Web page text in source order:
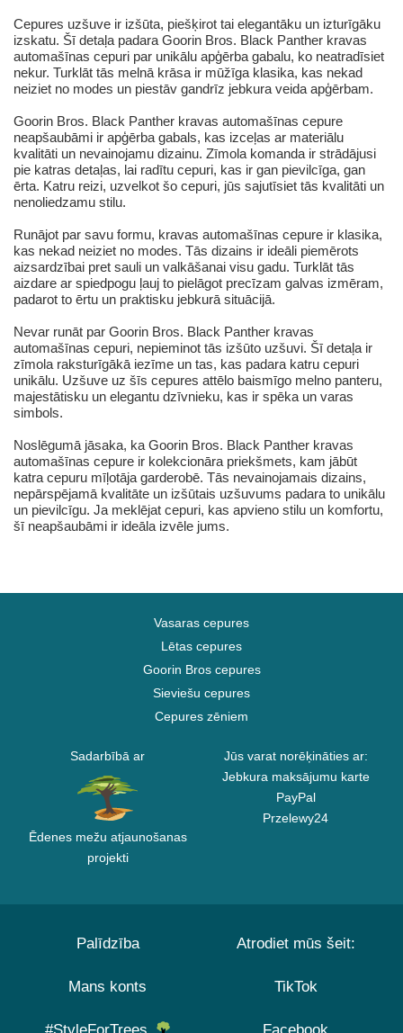
Cepures uzšuve ir izšūta, piešķirot tai elegantāku un izturīgāku
izskatu. Šī detaļa padara Goorin Bros. Black Panther kravas
automašīnas cepuri par unikālu apģērba gabalu, ko neatradīsiet
nekur. Turklāt tās melnā krāsa ir mūžīga klasika, kas nekad
neiziet no modes un piestāv gandrīz jebkura veida apģērbam.
Goorin Bros. Black Panther kravas automašīnas cepure
neapšaubāmi ir apģērba gabals, kas izceļas ar materiālu
kvalitāti un nevainojamu dizainu. Zīmola komanda ir strādājusi
pie katras detaļas, lai radītu cepuri, kas ir gan pievilcīga, gan
ērta. Katru reizi, uzvelkot šo cepuri, jūs sajutīsiet tās kvalitāti un
nenoliedzamu stilu.
Runājot par savu formu, kravas automašīnas cepure ir klasika,
kas nekad neiziet no modes. Tās dizains ir ideāli piemērots
aizsardzībai pret sauli un valkāšanai visu gadu. Turklāt tās
aizdare ar spiedpogu ļauj to pielāgot precīzam galvas izmēram,
padarot to ērtu un praktisku jebkurā situācijā.
Nevar runāt par Goorin Bros. Black Panther kravas
automašīnas cepuri, nepieminot tās izšūto uzšuvi. Šī detaļa ir
zīmola raksturīgākā iezīme un tas, kas padara katru cepuri
unikālu. Uzšuve uz šīs cepures attēlo baismīgo melno panteru,
majestātisku un elegantu dzīvnieku, kas ir spēka un varas
simbols.
Noslēgumā jāsaka, ka Goorin Bros. Black Panther kravas
automašīnas cepure ir kolekcionāra priekšmets, kam jābūt
katra cepuru mīļotāja garderobē. Tās nevainojamais dizains,
nepārspējamā kvalitāte un izšūtais uzšuvums padara to unikālu
un pievilcīgu. Ja meklējat cepuri, kas apvieno stilu un komfortu,
šī neapšaubāmi ir ideāla izvēle jums.
Vasaras cepures
Lētas cepures
Goorin Bros cepures
Sieviešu cepures
Cepures zēniem
Sadarbībā ar
Ēdenes mežu atjaunošanas
projekti
Jūs varat norēķināties ar:
Jebkura maksājumu karte
PayPal
Przelewy24
Palīdzība
Mans konts
Atrodiet mūs šeit:
TikTok